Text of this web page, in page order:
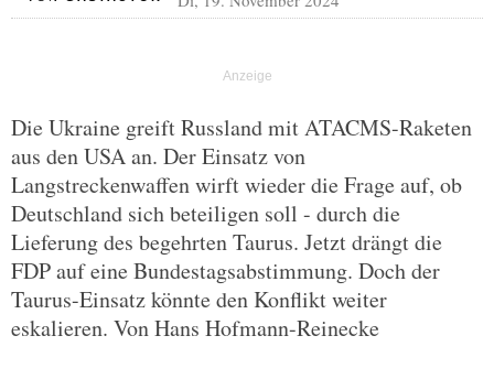
Die Ukraine greift Russland mit ATACMS-Raketen
aus den USA an. Der Einsatz von
Langstreckenwaffen wirft wieder die Frage auf, ob
Deutschland sich beteiligen soll - durch die
Lieferung des begehrten Taurus. Jetzt drängt die
FDP auf eine Bundestagsabstimmung. Doch der
Taurus-Einsatz könnte den Konflikt weiter
eskalieren. Von Hans Hofmann-Reinecke